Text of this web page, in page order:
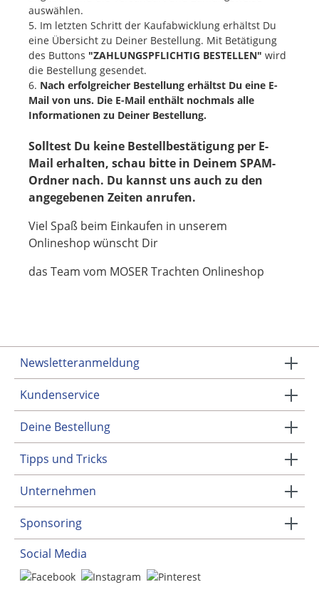
auswählen.
5. Im letzten Schritt der Kaufabwicklung erhältst Du
eine Übersicht zu Deiner Bestellung. Mit Betätigung
des Buttons "ZAHLUNGSPFLICHTIG BESTELLEN" wird
die Bestellung gesendet.
6. Nach erfolgreicher Bestellung erhältst Du eine E-
Mail von uns. Die E-Mail enthält nochmals alle
Informationen zu Deiner Bestellung.
Solltest Du keine Bestellbestätigung per E-
Mail erhalten, schau bitte in Deinem SPAM-
Ordner nach. Du kannst uns auch zu den
angegebenen Zeiten anrufen.
Viel Spaß beim Einkaufen in unserem
Onlineshop wünscht Dir
das Team vom MOSER Trachten Onlineshop
Newsletteranmeldung
Kundenservice
Deine Bestellung
Tipps und Tricks
Unternehmen
Sponsoring
Social Media